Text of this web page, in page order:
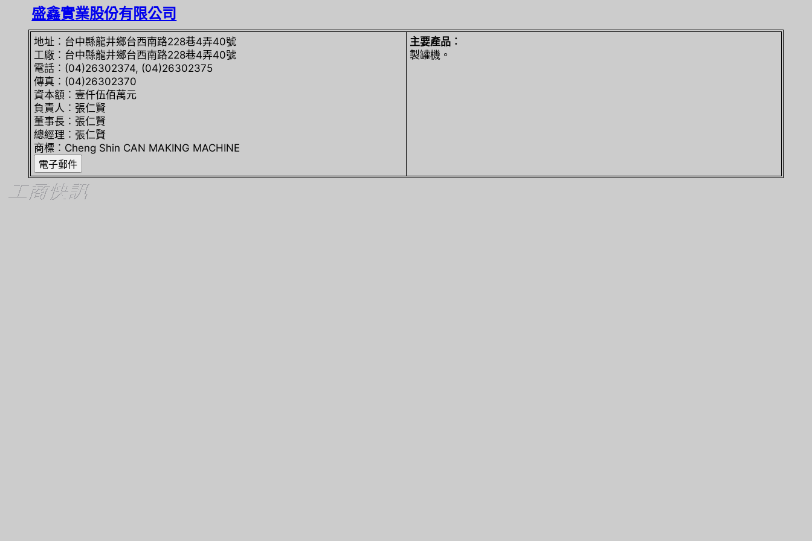
盛鑫實業股份有限公司
地址︰台中縣龍井鄉台西南路228巷4弄40號
工廠︰台中縣龍井鄉台西南路228巷4弄40號
電話︰(04)26302374, (04)26302375
傳真︰(04)26302370
資本額︰壹仟伍佰萬元
負責人︰張仁賢
董事長︰張仁賢
總經理︰張仁賢
商標︰Cheng Shin CAN MAKING MACHINE
主要產品︰
製罐機。